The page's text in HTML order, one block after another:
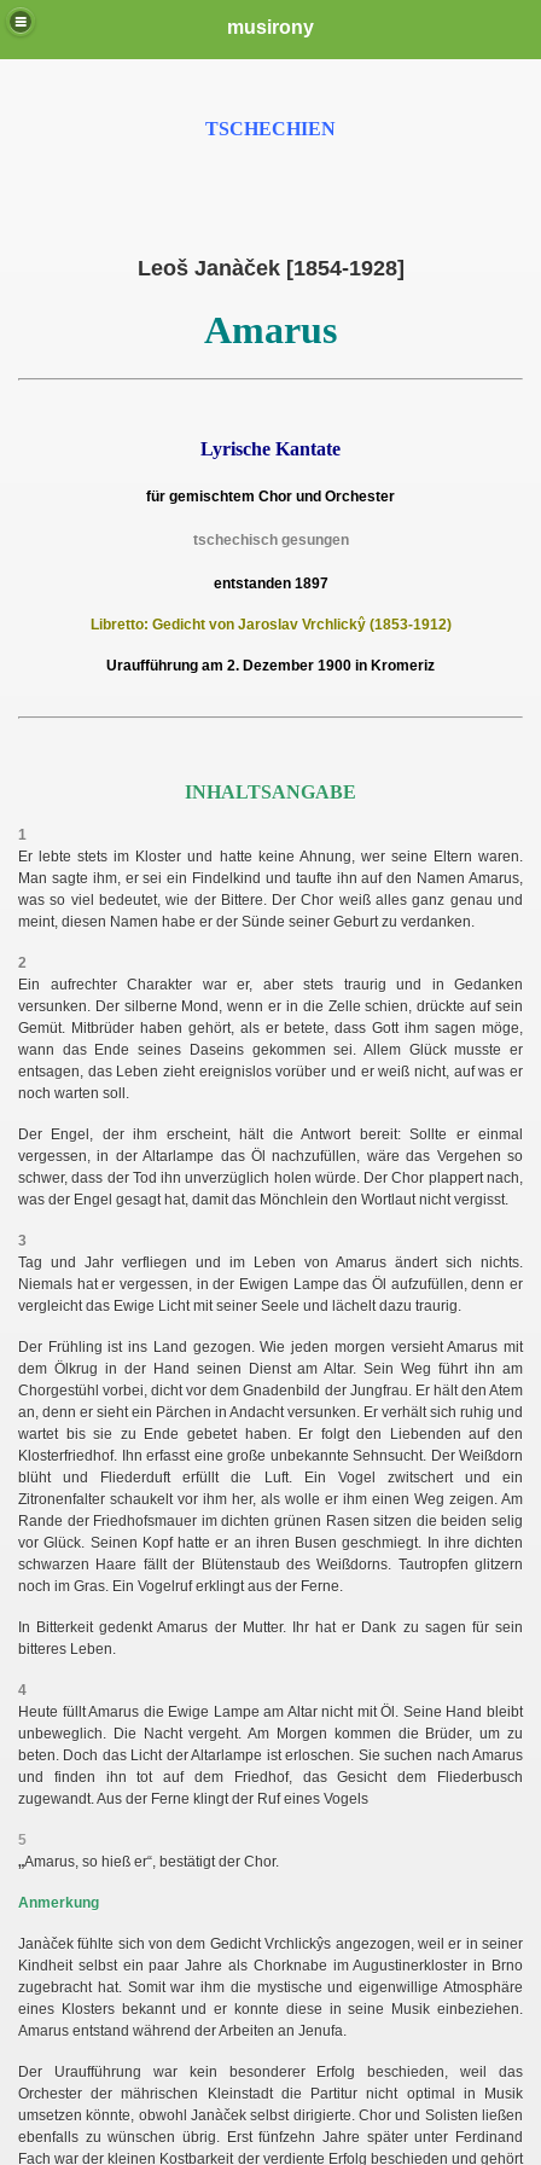
musirony
TSCHECHIEN
Leoš Janàček [1854-1928]
Amarus
Lyrische Kantate
für gemischtem Chor und Orchester
tschechisch gesungen
entstanden 1897
Libretto: Gedicht von Jaroslav Vrchlickŷ (1853-1912)
Uraufführung am 2. Dezember 1900 in Kromeriz
INHALTSANGABE
1
Er lebte stets im Kloster und hatte keine Ahnung, wer seine Eltern waren.
Man sagte ihm, er sei ein Findelkind und taufte ihn auf den Namen Amarus,
was so viel bedeutet, wie der Bittere. Der Chor weiß alles ganz genau und
meint, diesen Namen habe er der Sünde seiner Geburt zu verdanken.
2
Ein aufrechter Charakter war er, aber stets traurig und in Gedanken
versunken. Der silberne Mond, wenn er in die Zelle schien, drückte auf sein
Gemüt. Mitbrüder haben gehört, als er betete, dass Gott ihm sagen möge,
wann das Ende seines Daseins gekommen sei. Allem Glück musste er
entsagen, das Leben zieht ereignislos vorüber und er weiß nicht, auf was er
noch warten soll.
Der Engel, der ihm erscheint, hält die Antwort bereit: Sollte er einmal
vergessen, in der Altarlampe das Öl nachzufüllen, wäre das Vergehen so
schwer, dass der Tod ihn unverzüglich holen würde. Der Chor plappert nach,
was der Engel gesagt hat, damit das Mönchlein den Wortlaut nicht vergisst.
3
Tag und Jahr verfliegen und im Leben von Amarus ändert sich nichts.
Niemals hat er vergessen, in der Ewigen Lampe das Öl aufzufüllen, denn er
vergleicht das Ewige Licht mit seiner Seele und lächelt dazu traurig.
Der Frühling ist ins Land gezogen. Wie jeden morgen versieht Amarus mit
dem Ölkrug in der Hand seinen Dienst am Altar. Sein Weg führt ihn am
Chorgestühl vorbei, dicht vor dem Gnadenbild der Jungfrau. Er hält den Atem
an, denn er sieht ein Pärchen in Andacht versunken. Er verhält sich ruhig und
wartet bis sie zu Ende gebetet haben. Er folgt den Liebenden auf den
Klosterfriedhof. Ihn erfasst eine große unbekannte Sehnsucht. Der Weißdorn
blüht und Fliederduft erfüllt die Luft. Ein Vogel zwitschert und ein
Zitronenfalter schaukelt vor ihm her, als wolle er ihm einen Weg zeigen. Am
Rande der Friedhofsmauer im dichten grünen Rasen sitzen die beiden selig
vor Glück. Seinen Kopf hatte er an ihren Busen geschmiegt. In ihre dichten
schwarzen Haare fällt der Blütenstaub des Weißdorns. Tautropfen glitzern
noch im Gras. Ein Vogelruf erklingt aus der Ferne.
In Bitterkeit gedenkt Amarus der Mutter. Ihr hat er Dank zu sagen für sein
bitteres Leben.
4
Heute füllt Amarus die Ewige Lampe am Altar nicht mit Öl. Seine Hand bleibt
unbeweglich. Die Nacht vergeht. Am Morgen kommen die Brüder, um zu
beten. Doch das Licht der Altarlampe ist erloschen. Sie suchen nach Amarus
und finden ihn tot auf dem Friedhof, das Gesicht dem Fliederbusch
zugewandt. Aus der Ferne klingt der Ruf eines Vogels
5
„Amarus, so hieß er“, bestätigt der Chor.
Anmerkung
Janàček fühlte sich von dem Gedicht Vrchlickŷs angezogen, weil er in seiner
Kindheit selbst ein paar Jahre als Chorknabe im Augustinerkloster in Brno
zugebracht hat. Somit war ihm die mystische und eigenwillige Atmosphäre
eines Klosters bekannt und er konnte diese in seine Musik einbeziehen.
Amarus entstand während der Arbeiten an Jenufa.
Der Uraufführung war kein besonderer Erfolg beschieden, weil das
Orchester der mährischen Kleinstadt die Partitur nicht optimal in Musik
umsetzen könnte, obwohl Janàček selbst dirigierte. Chor und Solisten ließen
ebenfalls zu wünschen übrig. Erst fünfzehn Jahre später unter Ferdinand
Fach war der kleinen Kostbarkeit der verdiente Erfolg beschieden und gehört